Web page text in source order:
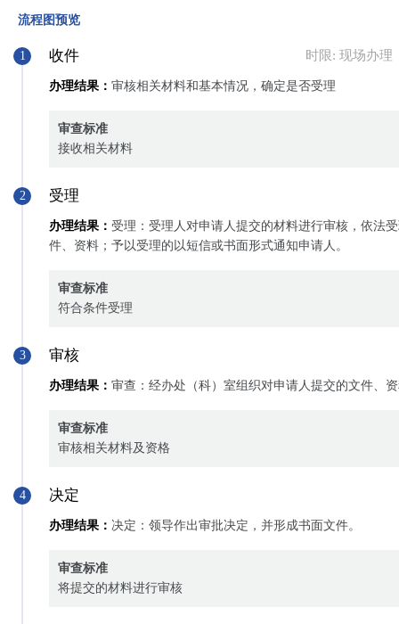
流程图预览
1 收件 时限: 现场办理
办理结果： 审核相关材料和基本情况，确定是否受理
审查标准
接收相关材料
2 受理
办理结果： 受理：受理人对申请人提交的材料进行审核，依法
件、资料；予以受理的以短信或书面形式通知申请人。
审查标准
符合条件受理
3 审核
办理结果： 审查：经办处（科）室组织对申请人提交的文件、
审查标准
审核相关材料及资格
4 决定
办理结果： 决定：领导作出审批决定，并形成书面文件。
审查标准
将提交的材料进行审核